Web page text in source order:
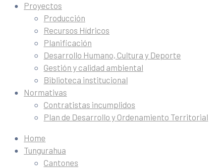
Proyectos
Producción
Recursos Hídricos
Planificación
Desarrollo Humano, Cultura y Deporte
Gestión y calidad ambiental
Biblioteca institucional
Normativas
Contratistas incumplidos
Plan de Desarrollo y Ordenamiento Territorial
Home
Tungurahua
Cantones